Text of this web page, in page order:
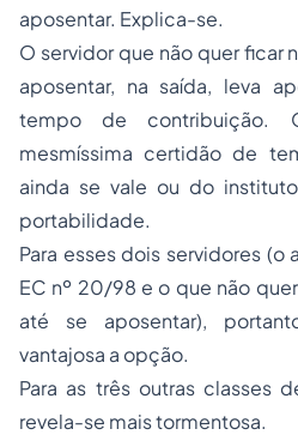
aposentar. Explica-se.
O servidor que não quer ficar
aposentar, na saída, leva
tempo de contribuição.
mesmíssima certidão de
ainda se vale ou do
portabilidade.
Para esses dois servidores (o
EC nº 20/98 e o que não
até se aposentar),
vantajosa a opção.
Para as três outras classes
revela-se mais tormentosa.